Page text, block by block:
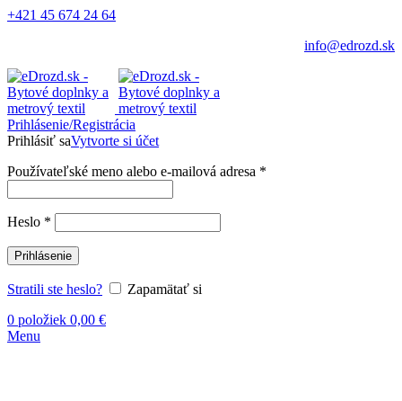
+421 45 674 24 64
info@edrozd.sk
Prihlásenie/Registrácia
Prihlásiť saVytvorte si účet
Používateľské meno alebo e-mailová adresa *
Heslo *
Prihlásenie
Stratili ste heslo?
Zapamätať si
0 položiek 0,00 €
Menu